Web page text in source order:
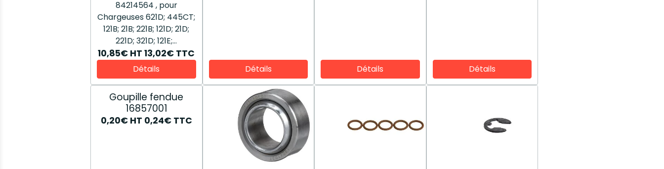
84214564 , pour
Chargeuses 621D; 445CT;
121B; 21B; 221B; 121D; 21D;
221D; 321D; 121E;...
10,85€ HT 13,02€ TTC
Détails Détails Détails Détails
Goupille fendue
16857001
0,20€ HT 0,24€ TTC